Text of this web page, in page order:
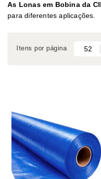
As Lonas em Bobina da
para diferentes aplicações.
Itens por página